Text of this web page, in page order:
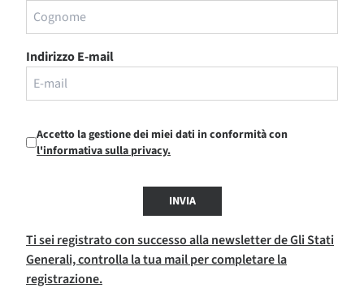
Indirizzo E-mail
Accetto la gestione dei miei dati in conformità con
l'informativa sulla privacy.
INVIA
Ti sei registrato con successo alla newsletter de Gli Stati
Generali, controlla la tua mail per completare la
registrazione.